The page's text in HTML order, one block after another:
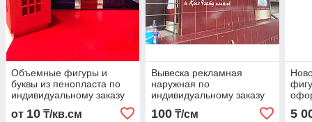
Объемные фигуры и
буквы из пенопласта по
индивидуальному заказу
от 10 ₸/кв.см
Вывеска рекламная
наружная по
индивидуальному заказу
100₸/см 5